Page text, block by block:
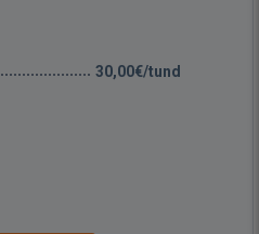
30,00€/tund